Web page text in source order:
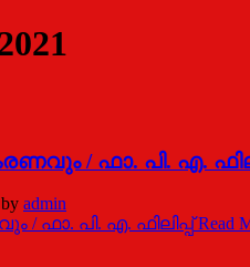
/ ഫാ. പി. എ.
by admin
ഫാ. പി. എ. ഫിലിപ്പ്Read